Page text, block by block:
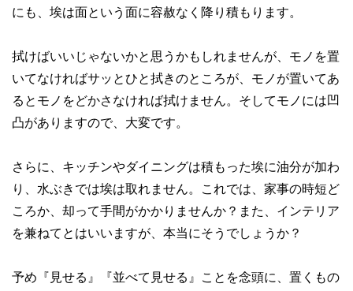
にも、埃は面という面に容赦なく降り積もります。
拭けばいいじゃないかと思うかもしれませんが、モノを置
いてなければサッとひと拭きのところが、モノが置いてあ
るとモノをどかさなければ拭けません。そしてモノには凹
凸がありますので、大変です。
さらに、キッチンやダイニングは積もった埃に油分が加わ
り、水ぶきでは埃は取れません。これでは、家事の時短ど
ころか、却って手間がかかりませんか？また、インテリア
を兼ねてとはいいますが、本当にそうでしょうか？
予め『見せる』『並べて見せる』ことを念頭に、置くもの